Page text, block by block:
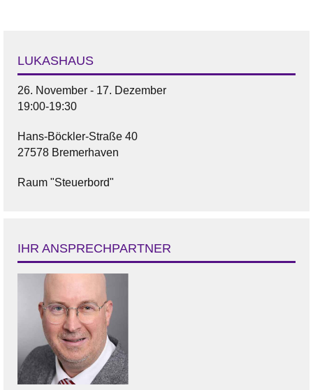
LUKASHAUS
26. November - 17. Dezember
19:00-19:30
Hans-Böckler-Straße 40
27578 Bremerhaven
Raum "Steuerbord"
IHR ANSPRECHPARTNER